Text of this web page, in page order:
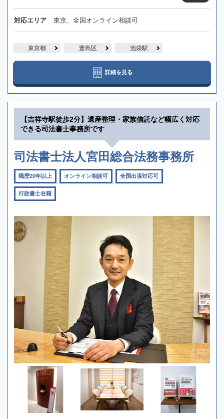
対応エリア 東京、全国オンライン相談可
東京都 豊島区 池袋駅
詳細を見る
【吉祥寺駅徒歩2分】遺産整理・家族信託など幅広く対応
できる司法書士事務所です
司法書士法人宮田総合法務事務所
職歴20年以上 オンライン相談可 全国出張対応可
行政書士在籍